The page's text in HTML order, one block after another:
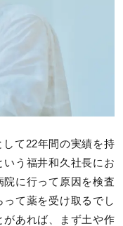
て22年間の実績を持
う福井和久社長にお
に行って原因を検査
て薬を受け取るでし
があれば、まず土や作